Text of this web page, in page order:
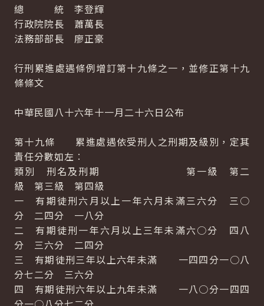
總 統 李登輝
行政院院長 蕭萬長
法務部部長 廖正豪
行刑累進處遇條例增訂第十九條之一，並修正第十九
條條文
中華民國八十六年十一月二十六日公布
第十九條 累進處遇依受刑人之刑期及級別，定其
責任分數如左︰
類別 刑名及刑期 第一級 第二
級 第三級 第四級
一 有期徒刑六月以上一年六月未滿三六分 三○
分 二四分 一八分
二 有期徒刑一年六月以上三年未滿六○分 四八
分 三六分 二四分
三 有期徒刑三年以上六年未滿 一四四分一○八
分七二分 三六分
四 有期徒刑六年以上九年未滿 一八○分一四四